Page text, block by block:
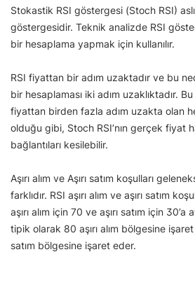
Stokastik RSI göstergesi (Stoch RSI)
göstergesidir. Teknik analizde RSI
bir hesaplama yapmak için kullanılır.
RSI fiyattan bir adım uzaktadır ve bu
bir hesaplaması iki adım uzaklıktadır.
fiyattan birden fazla adım uzakta olan
olduğu gibi, Stoch RSI’nın gerçek fiyat
bağlantıları kesilebilir.
Aşırı alım ve Aşırı satım koşulları
farklıdır. RSI aşırı alım ve aşırı satım
aşırı alım için 70 ve aşırı satım için
tipik olarak 80 aşırı alım bölgesine
satım bölgesine işaret eder.